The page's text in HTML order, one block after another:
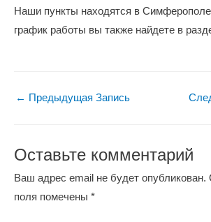
Наши пункты находятся в
график работы вы также найдете в
Навигация
← Предыдущая Запись
Оставьте комментарий
Ваш адрес email не будет опубликован.
поля помечены *